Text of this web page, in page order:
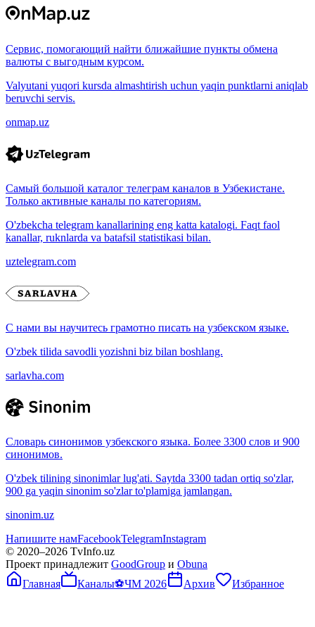
Сервис, помогающий найти ближайшие пункты обмена
валюты с выгодным курсом.
Valyutani yuqori kursda almashtirish uchun yaqin punktlarni aniqlab
beruvchi servis.
onmap.uz
Самый большой каталог телеграм каналов в Узбекистане.
Только активные каналы по категориям.
O'zbekcha telegram kanallarining eng katta katalogi. Faqt faol
kanallar, ruknlarda va batafsil statistikasi bilan.
uztelegram.com
С нами вы научитесь грамотно писать на узбекском языке.
O'zbek tilida savodli yozishni biz bilan boshlang.
sarlavha.com
Словарь синонимов узбекского языка. Более 3300 слов и 900
синонимов.
O'zbek tilining sinonimlar lug'ati. Saytda 3300 tadan ortiq so'zlar,
900 ga yaqin sinonim so'zlar to'plamiga jamlangan.
sinonim.uz
Напишите намFacebookTelegramInstagram
© 2020–2026 TvInfo.uz
Проект принадлежит GoodGroup и Obuna
Главная
Каналы⚽ЧМ 2026 Архив Избранное